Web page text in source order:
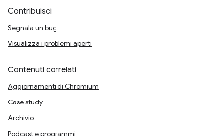
Contribuisci
Segnala un bug
Visualizza i problemi aperti
Contenuti correlati
Aggiornamenti di Chromium
Case study
Archivio
Podcast e programmi